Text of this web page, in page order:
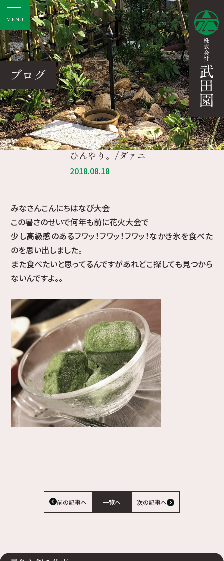
MENU
ブログ
ひんやり。/ダァニ
2018.08.18
みなさんこんにちはなび大会
この暑さのせいで何年も前に花火大会で
少し高級感のあるフワッ！フワッ！フワッ！なかき氷を食べた
のを思い出しました。
また食べたいと思ってるんですがあれどこ探しても見つから
ないんですよ。。
前の記事へ 一覧へ 次の記事へ